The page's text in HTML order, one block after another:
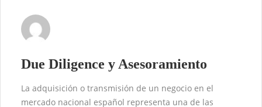
Due Diligence y Asesoramiento
La adquisición o transmisión de un negocio en el
mercado nacional español representa una de las